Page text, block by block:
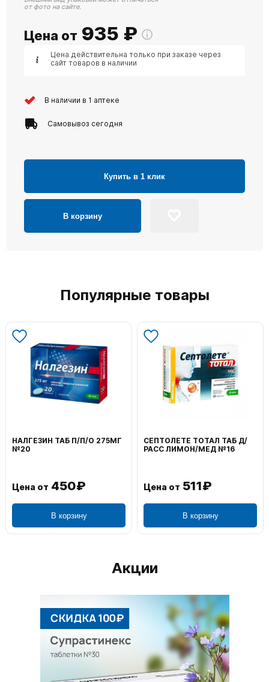
от фото на сайте.
Цена от 935 ₽
Цена действительна только при заказе через
сайт товаров в наличии
В наличии в 1 аптеке
Самовывоз сегодня
Купить в 1 клик
В корзину
Популярные товары
НАЛГЕЗИН ТАБ П/П/О 275МГ
№20
Цена от 450₽
В корзину
СЕПТОЛЕТЕ ТОТАЛ ТАБ Д/
РАСС ЛИМОН/МЕД №16
Цена от 511₽
В корзину
Акции